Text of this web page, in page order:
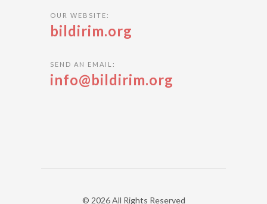
OUR WEBSITE:
bildirim.org
SEND AN EMAIL:
info@bildirim.org
© 2026 All Rights Reserved